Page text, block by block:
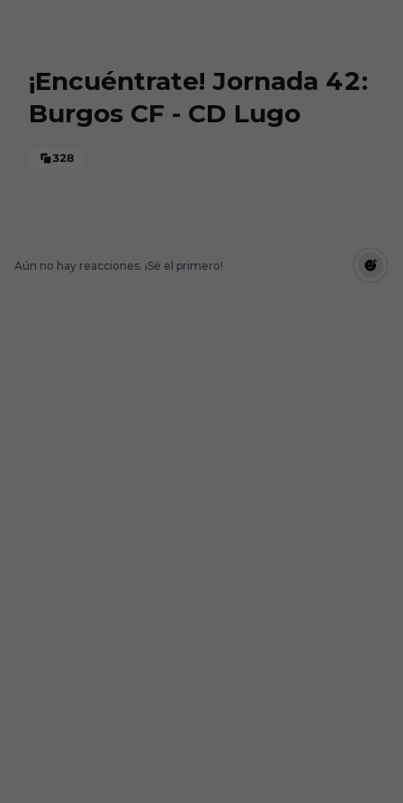
¡Encuéntrate! Jornada 42:
Burgos CF - CD Lugo
328
Aún no hay reacciones. ¡Sé el primero!